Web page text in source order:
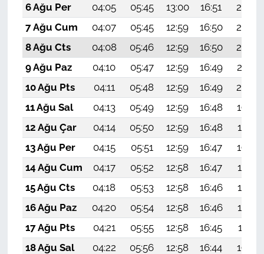
6 Ağu Per
04:05 05:45 13:00 16:51
20:05
7 Ağu Cum
04:07 05:45 12:59 16:50
20:04
8 Ağu Cts
04:08 05:46 12:59 16:50
20:02
9 Ağu Paz
04:10 05:47 12:59 16:49
20:01
10 Ağu Pts
04:11 05:48 12:59 16:49
20:00
11 Ağu Sal
04:13 05:49 12:59 16:48
19:59
12 Ağu Çar
04:14 05:50 12:59 16:48
19:57
13 Ağu Per
04:15 05:51 12:59 16:47
19:56
14 Ağu Cum
04:17 05:52 12:58 16:47
19:55
15 Ağu Cts
04:18 05:53 12:58 16:46
19:53
16 Ağu Paz
04:20 05:54 12:58 16:46
19:52
17 Ağu Pts
04:21 05:55 12:58 16:45
19:51
18 Ağu Sal
04:22 05:56 12:58 16:44
19:49